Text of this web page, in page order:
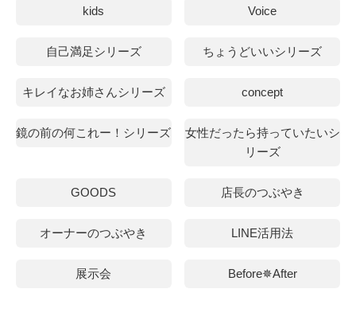
kids Voice
自己満足シリーズ ちょうどいいシリーズ
キレイなお姉さんシリーズ concept
鏡の前の何これー！シリーズ
女性だったら持っていたいシ
リーズ
GOODS 店長のつぶやき
オーナーのつぶやき LINE活用法
展示会 Before✵After